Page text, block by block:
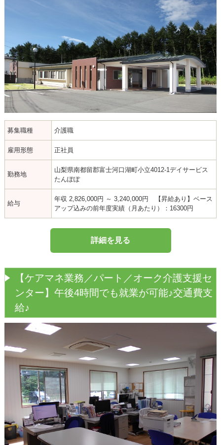
募集職種 介護職
雇用形態 正社員
勤務地
山梨県南都留郡富士河口湖町小立4012-1デイサービス
たんぽぽ
給与
年収 2,826,000円 ～ 3,240,000円 【昇給あり】ベース
アップ込みの前年度実績（月あたり）：16300円
詳細を見る
【ケアマネ業務／パート／オーク介護支援セ
ンター】午後4時間でも就業が可能♪交通費支
給♪